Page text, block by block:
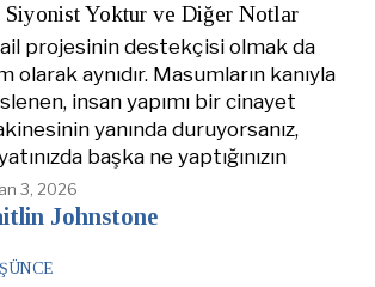
Yoktur ve Diğer Notlar
projesinin destekçisi olmak da
olarak aynıdır. Masumların kanıyla
insan yapımı bir cinayet
yanında duruyorsanız,
başka ne yaptığınızın
3, 2026
Johnstone